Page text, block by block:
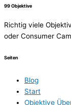
99 Objektive
Richtig viele
oder Consumer Cam
Seiten
Blog
Start
Objektive